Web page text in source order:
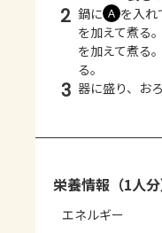
2 鍋に Ａ を入れ
を加えて煮る
を加えて煮る
る。
3 器に盛り、お
栄養情報（1人分
エネルギー